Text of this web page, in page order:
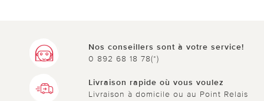
Nos conseillers sont à votre service!
0 892 68 18 78(*)
Livraison rapide où vous voulez
Livraison à domicile ou au Point Relais